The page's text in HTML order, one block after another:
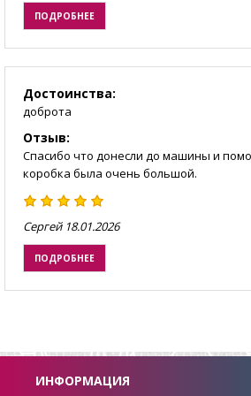
ПОДРОБНЕЕ
Достоинства:
доброта
Отзыв:
Спасибо что донесли до машины и
коробка была очень большой.
Сергей 18.01.2026
ПОДРОБНЕЕ
ИНФОРМАЦИЯ